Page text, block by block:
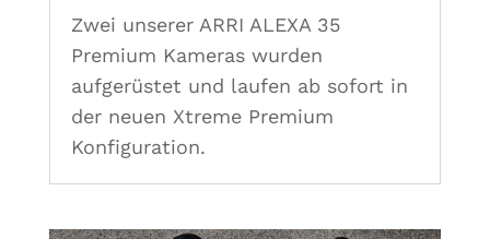
Zwei unserer ARRI ALEXA 35
Premium Kameras wurden
aufgerüstet und laufen ab sofort in
der neuen Xtreme Premium
Konfiguration.